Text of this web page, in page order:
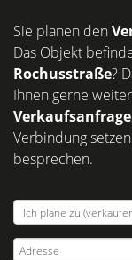
Sie planen den
Das Objekt
Rochusstraße?
Ihnen gerne
Verkaufsanfrage
Verbindung
besprechen.